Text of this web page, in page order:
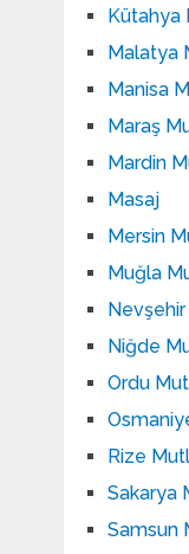
Kütahya
Malatya
Manisa
Maraş
Mardin
Masaj
Mersin
Muğla
Niğde
Ordu
Rize
Sakarya
Samsun